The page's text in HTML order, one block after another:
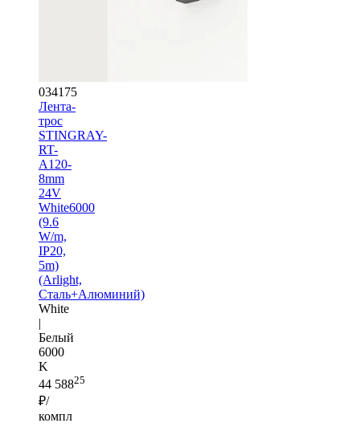
034175
Лента-
трос
STINGRAY-
RT-
A120-
8mm
24V
White6000
(9.6
W/m,
IP20,
5m)
(Arlight,
Сталь+Алюминий)
White
|
Белый
6000
K
44 58825
₽/
компл